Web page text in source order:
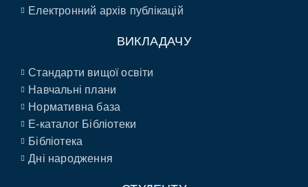
Електронний архів публікацій
ВИКЛАДАЧУ
Стандарти вищої освіти
Навчальні плани
Нормативна база
E-каталог Бібліотеки
Бібліотека
Дні народження